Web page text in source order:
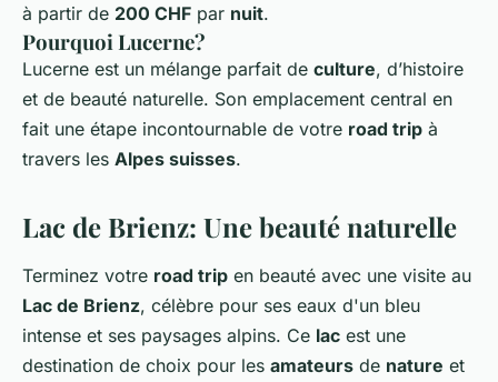
à partir de 200 CHF par nuit.
Pourquoi Lucerne?
Lucerne est un mélange parfait de culture, d’histoire
et de beauté naturelle. Son emplacement central en
fait une étape incontournable de votre road trip à
travers les Alpes suisses.
Lac de Brienz: Une beauté naturelle
Terminez votre road trip en beauté avec une visite au
Lac de Brienz, célèbre pour ses eaux d'un bleu
intense et ses paysages alpins. Ce lac est une
destination de choix pour les amateurs de nature et